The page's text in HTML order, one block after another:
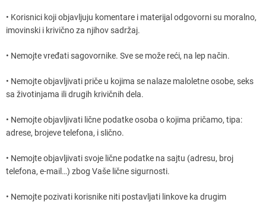
• Korisnici koji objavljuju komentare i materijal odgovorni su moralno,
imovinski i krivično za njihov sadržaj.
• Nemojte vređati sagovornike. Sve se može reći, na lep način.
• Nemojte objavljivati priče u kojima se nalaze maloletne osobe, seks
sa životinjama ili drugih krivičnih dela.
• Nemojte objavljivati lične podatke osoba o kojima pričamo, tipa:
adrese, brojeve telefona, i slično.
• Nemojte objavljivati svoje lične podatke na sajtu (adresu, broj
telefona, e-mail…) zbog Vaše lične sigurnosti.
• Nemojte pozivati korisnike niti postavljati linkove ka drugim